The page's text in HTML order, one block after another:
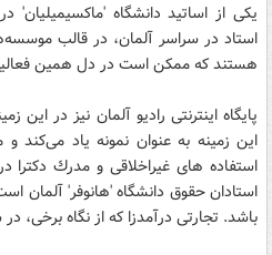
یكی از اساتید دانشگاه
استاد در سراسر آلمان، در قالب
هستند كه ممكن است در دل همین
پایگاه اینترنتی رادیو آلمان نیز در این
این زمینه به عنوان نمونه یاد می‌كند و
استفاده های غیراخلاقی و مدرك دكترا
استادان حقوق دانشگاه 'هانوفر' آلمان
باشد. تجارتی درآمدزا كه از نگاه